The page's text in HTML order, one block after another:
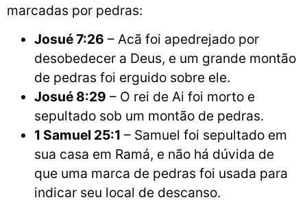
marcadas por pedras:
Josué 7:26 – Acã foi apedrejado por
desobedecer a Deus, e um grande montão
de pedras foi erguido sobre ele.
Josué 8:29 – O rei de Ai foi morto e
sepultado sob um montão de pedras.
1 Samuel 25:1 – Samuel foi sepultado em
sua casa em Ramá, e não há dúvida de
que uma marca de pedras foi usada para
indicar seu local de descanso.